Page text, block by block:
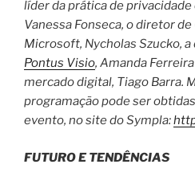
líder da prática de privacidade
Vanessa Fonseca, o diretor
Microsoft, Nycholas Szucko,
Pontus Visio, Amanda
mercado digital, Tiago Barra.
programação pode ser
evento, no site do Sympla:
FUTURO E TENDÊNCIAS